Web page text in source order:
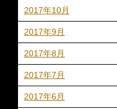
2017年10月
2017年9月
2017年8月
2017年7月
2017年6月